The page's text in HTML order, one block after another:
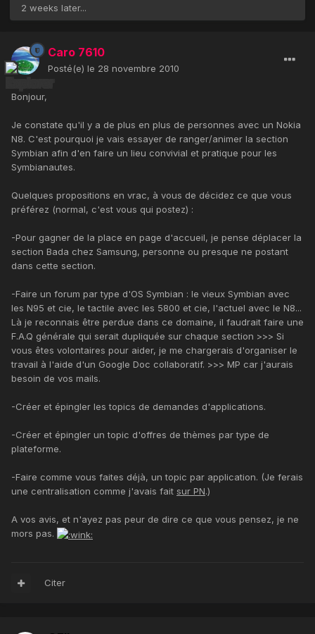
2 weeks later...
Caro 7610
Posté(e) le 28 novembre 2010
Bonjour,
Je constate qu'il y a de plus en plus de personnes avec un Nokia
N8. C'est pourquoi je vais essayer de ranger/animer la section
Symbian afin d'en faire un lieu convivial et pratique pour les
Symbianautes.
Quelques propositions en vrac, à vous de décidez ce que vous
préférez (normal, c'est vous qui postez) :
-Pour gagner de la place en page d'accueil, je pense déplacer la
section Bada chez Samsung, personne ou presque ne postant
dans cette section.
-Faire un forum par type d'OS Symbian : le vieux Symbian avec
les N95 et cie, le tactile avec les 5800 et cie, l'actuel avec le N8...
Là je reconnais être perdue dans ce domaine, il faudrait faire une
F.A.Q générale qui serait dupliquée sur chaque section >>> Si
vous êtes volontaires pour aider, je me chargerais d'organiser le
travail à l'aide d'un Google Doc collaboratif. >>> MP car j'aurais
besoin de vos mails.
-Créer et épingler les topics de demandes d'applications.
-Créer et épingler un topic d'offres de thèmes par type de
plateforme.
-Faire comme vous faites déjà, un topic par application. (Je ferais
une centralisation comme j'avais fait sur PN.)
A vos avis, et n'ayez pas peur de dire ce que vous pensez, je ne
mors pas.
Citer